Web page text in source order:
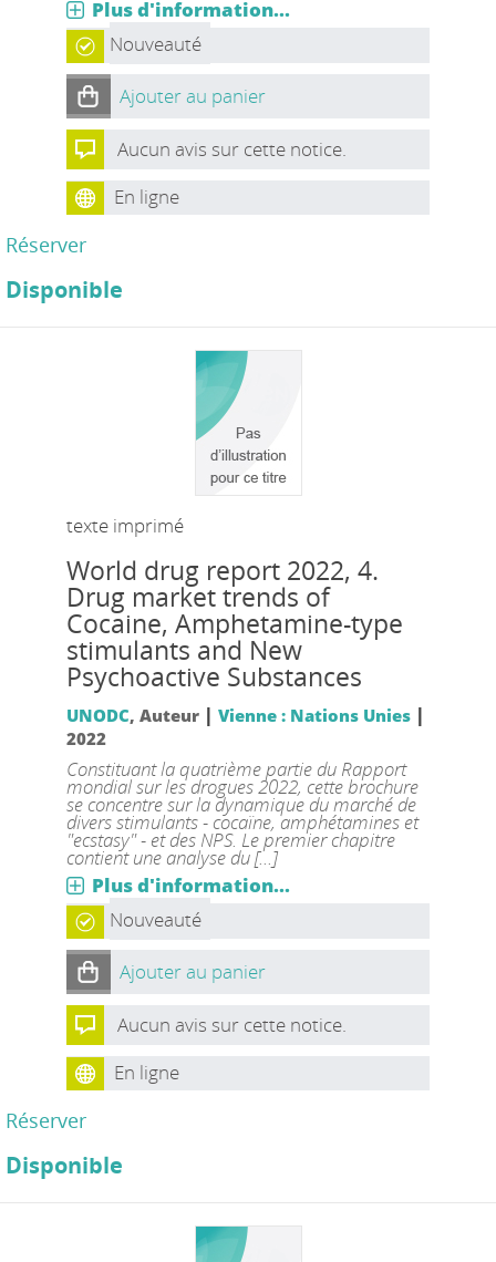
Plus d'information...
Nouveauté
Ajouter au panier
Aucun avis sur cette notice.
En ligne
Réserver
Disponible
texte imprimé
World drug report 2022, 4.
Drug market trends of
Cocaine, Amphetamine-type
stimulants and New
Psychoactive Substances
UNODC, Auteur | Vienne : Nations Unies|
2022
Constituant la quatrième partie du Rapport
mondial sur les drogues 2022, cette brochure
se concentre sur la dynamique du marché de
divers stimulants - cocaïne, amphétamines et
"ecstasy" - et des NPS. Le premier chapitre
contient une analyse du [...]
Plus d'information...
Nouveauté
Ajouter au panier
Aucun avis sur cette notice.
En ligne
Réserver
Disponible